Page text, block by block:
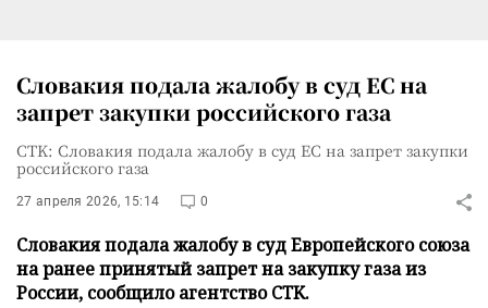
Словакия подала жалобу в суд ЕС на
запрет закупки российского газа
CTK: Словакия подала жалобу в суд ЕС на запрет закупки
российского газа
27 апреля 2026, 15:14 0
Словакия подала жалобу в суд Европейского союза
на ранее принятый запрет на закупку газа из
России, сообщило агентство CTK.